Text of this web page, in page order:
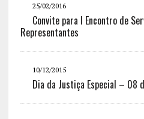
25/02/2016
Convite para I Encontro de
Representantes
10/12/2015
Dia da Justiça Especial – 08